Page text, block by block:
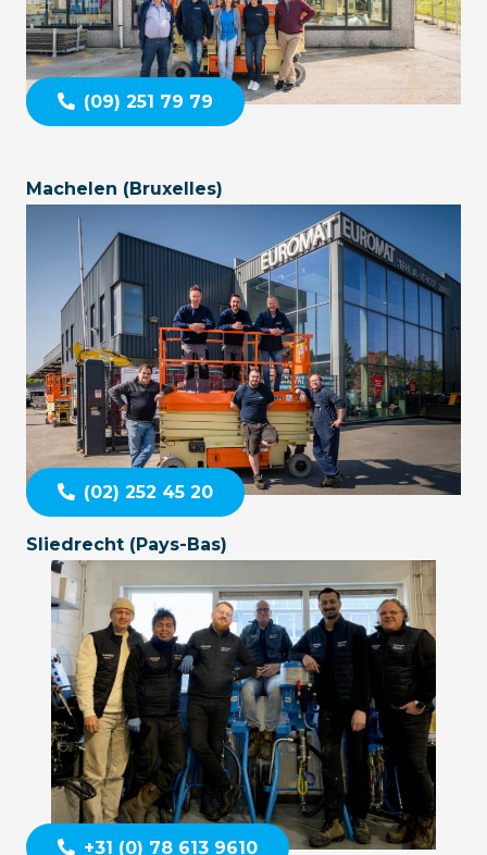
(09) 251 79 79
Machelen (Bruxelles)
(02) 252 45 20
Sliedrecht (Pays-Bas)
+31 (0) 78 613 9610